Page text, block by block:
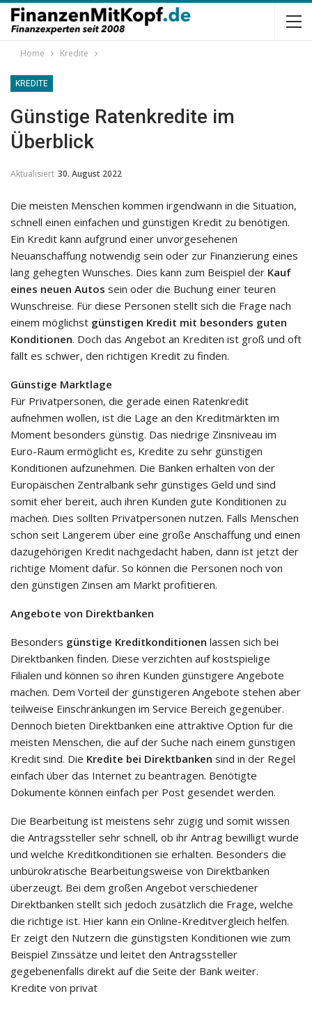
Home Kredite
KREDITE
Günstige Ratenkredite im
Überblick
Aktualisiert 30. August 2022
Die meisten Menschen kommen irgendwann in die Situation,
schnell einen einfachen und günstigen Kredit zu benötigen.
Ein Kredit kann aufgrund einer unvorgesehenen
Neuanschaffung notwendig sein oder zur Finanzierung eines
lang gehegten Wunsches. Dies kann zum Beispiel der Kauf
eines neuen Autos sein oder die Buchung einer teuren
Wunschreise. Für diese Personen stellt sich die Frage nach
einem möglichst günstigen Kredit mit besonders guten
Konditionen. Doch das Angebot an Krediten ist groß und oft
fällt es schwer, den richtigen Kredit zu finden.
Günstige Marktlage
Für Privatpersonen, die gerade einen Ratenkredit
aufnehmen wollen, ist die Lage an den Kreditmärkten im
Moment besonders günstig. Das niedrige Zinsniveau im
Euro-Raum ermöglicht es, Kredite zu sehr günstigen
Konditionen aufzunehmen. Die Banken erhalten von der
Europäischen Zentralbank sehr günstiges Geld und sind
somit eher bereit, auch ihren Kunden gute Konditionen zu
machen. Dies sollten Privatpersonen nutzen. Falls Menschen
schon seit Längerem über eine große Anschaffung und einen
dazugehörigen Kredit nachgedacht haben, dann ist jetzt der
richtige Moment dafür. So können die Personen noch von
den günstigen Zinsen am Markt profitieren.
Angebote von Direktbanken
Besonders günstige Kreditkonditionen lassen sich bei
Direktbanken finden. Diese verzichten auf kostspielige
Filialen und können so ihren Kunden günstigere Angebote
machen. Dem Vorteil der günstigeren Angebote stehen aber
teilweise Einschränkungen im Service Bereich gegenüber.
Dennoch bieten Direktbanken eine attraktive Option für die
meisten Menschen, die auf der Suche nach einem günstigen
Kredit sind. Die Kredite bei Direktbanken sind in der Regel
einfach über das Internet zu beantragen. Benötigte
Dokumente können einfach per Post gesendet werden.
Die Bearbeitung ist meistens sehr zügig und somit wissen
die Antragssteller sehr schnell, ob ihr Antrag bewilligt wurde
und welche Kreditkonditionen sie erhalten. Besonders die
unbürokratische Bearbeitungsweise von Direktbanken
überzeugt. Bei dem großen Angebot verschiedener
Direktbanken stellt sich jedoch zusätzlich die Frage, welche
die richtige ist. Hier kann ein Online-Kreditvergleich helfen.
Er zeigt den Nutzern die günstigsten Konditionen wie zum
Beispiel Zinssätze und leitet den Antragssteller
gegebenenfalls direkt auf die Seite der Bank weiter.
Kredite von privat